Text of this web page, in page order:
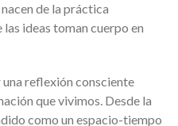
de la práctica
ideas toman cuerpo en
reflexión consciente
que vivimos. Desde la
como un espacio-tiempo